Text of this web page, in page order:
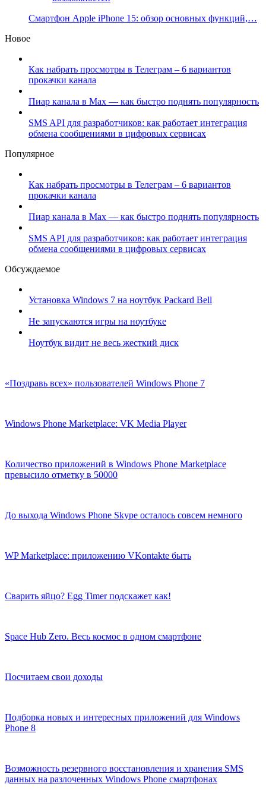
Смартфон Apple iPhone 15: обзор основных функций,…
Новое
Как набрать просмотры в Телеграм – 6 вариантов
прокачки канала
Пиар канала в Max — как быстро поднять популярность
SMS API для разработчиков: как работает интеграция
обмена сообщениями в цифровых сервисах
Популярное
Как набрать просмотры в Телеграм – 6 вариантов
прокачки канала
Пиар канала в Max — как быстро поднять популярность
SMS API для разработчиков: как работает интеграция
обмена сообщениями в цифровых сервисах
Обсуждаемое
Установка Windows 7 на ноутбук Packard Bell
Не запускаются игры на ноутбуке
Ноутбук видит не весь жесткий диск
«Поздравь всех» пользователей Windows Phone 7
Windows Phone Marketplace: VK Media Player
Количество приложений в Windows Phone Marketplace
превысило отметку в 50000
До выхода Windows Phone Skype осталось совсем немного
WP Marketplace: приложению VKontakte быть
Сварить яйцо? Egg Timer подскажет как!
Space Hub Zero. Весь космос в одном смартфоне
Посчитаем свои доходы
Подборка новых и интересных приложений для Windows
Phone 8
Возможность резервного восстановления и хранения SMS
данных на разлоченных Windows Phone смартфонах